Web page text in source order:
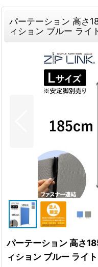
パーテーション 高さ
ィション ブルー ライ
パーテーション 高さ
ィション ブルー ライ